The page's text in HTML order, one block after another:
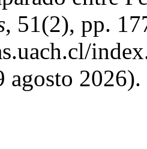
, 51(2), pp.
agosto 2026).